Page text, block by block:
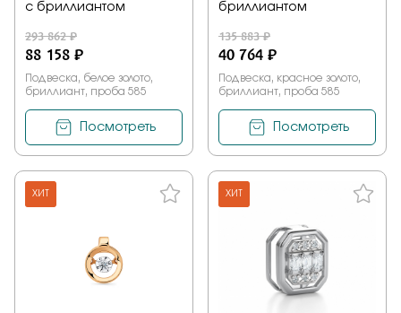
с бриллиантом
293 862 ₽
88 158 ₽
Подвеска, белое золото,
бриллиант, проба 585
Посмотреть
бриллиантом
135 883 ₽
40 764 ₽
Подвеска, красное золото,
бриллиант, проба 585
Посмотреть
ХИТ ХИТ